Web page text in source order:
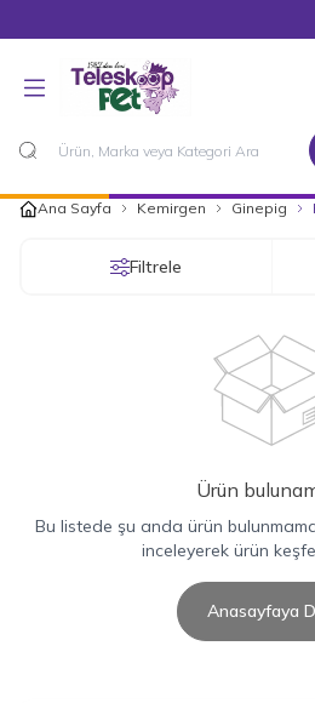
Ana Sayfa Kemirgen Ginepig
Filtrele
Ürün
Bu listede şu anda ürün
inceleyerek ürün
Anasayfaya